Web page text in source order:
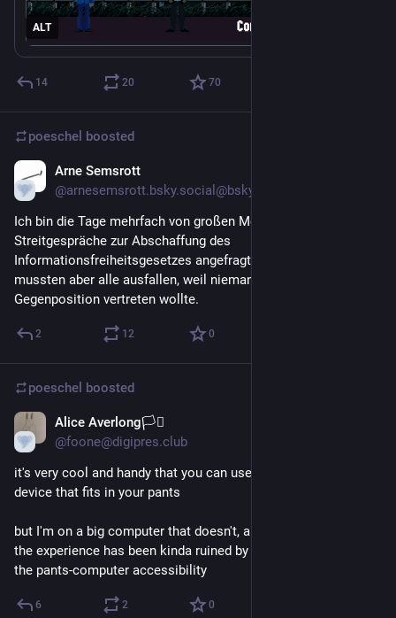
ALT
14 20 70
poeschel boosted
Arne Semsrott
@arnesemsrott.bsky.social@bsky.brid.gy
Ich bin die Tage mehrfach von großen Medien für
Streitgespräche zur Abschaffung des
Informationsfreiheitsgesetzes angefragt worden – bisher
mussten aber alle ausfallen, weil niemand von CDU/CSU die
Gegenposition vertreten wollte.
2 12 0
poeschel boosted
Alice Averlong🏳️‍⚧️
@foone@digipres.club
it's very cool and handy that you can use a website from a
device that fits in your pants
but I'm on a big computer that doesn't, and a lot of aspects of
the experience has been kinda ruined by solely focusing on
the pants-computer accessibility
6 2 0